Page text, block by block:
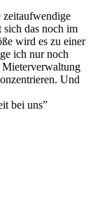
zeitaufwendige
sich das noch im
wird es zu einer
ich nur noch
Mieterverwaltung
Und
bei uns”